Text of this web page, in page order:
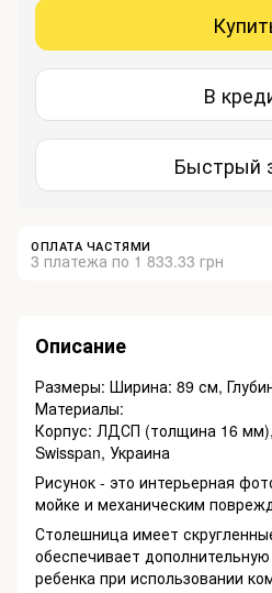
В
Быстрый
ОПЛАТА ЧАСТЯМИ
3 платежа по 1 833.33 грн
Описание
Размеры: Ширина: 89 см,
Материалы:
Корпус: ЛДСП (толщина 16
Swisspan, Украина
Рисунок - это интерьерная
мойке и механическим
Столешница имеет
обеспечивает
ребенка при использовании